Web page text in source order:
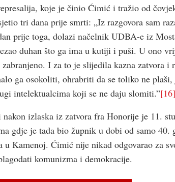
koje je činio Ćimić i tražio od
tri dana prije smrti: „Iz razgovora sam
prije toga, dolazi načelnik UDBA-e iz
duhan što ga ima u kutiji i puši. U ono
I za to je slijedila kazna zatvora i
ga osokoliti, ohrabriti da se toliko ne
intelektualcima koji se ne daju slomiti.”[16]
nakon izlaska iz zatvora fra Honorije je 11.
gdje je tada bio župnik u dobi od samo 40.
u Kamenoj. Ćimić nije nikad odgovarao za
komunizma i demokracije.